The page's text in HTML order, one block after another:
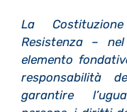
La
Resistenza –
elemento
responsabilità
garantire